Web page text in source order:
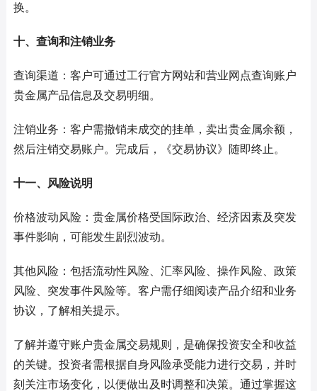
换。
十、查询和注销业务
查询渠道：客户可通过工行官方网站和营业网点查询账户
贵金属产品信息及交易明细。
注销业务：客户需撤销未成交的挂单，卖出贵金属余额，
然后注销交易账户。完成后，《交易协议》随即终止。
十一、风险说明
价格波动风险：贵金属价格受国际政治、经济因素及突发
事件影响，可能发生剧烈波动。
其他风险：包括流动性风险、汇率风险、操作风险、政策
风险、突发事件风险等。客户需仔细阅读产品介绍和业务
协议，了解相关提示。
了解并遵守账户贵金属交易规则，是确保投资安全和收益
的关键。投资者需根据自身风险承受能力进行交易，并时
刻关注市场变化，以便做出及时调整和决策。通过掌握这